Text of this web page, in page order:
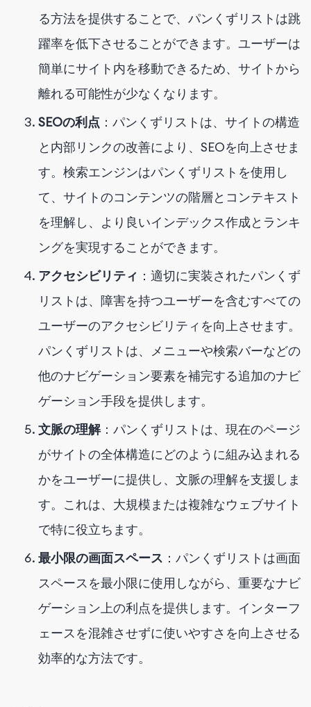
る方法を提供することで、パンくずリストは跳
躍率を低下させることができます。ユーザーは
簡単にサイト内を移動できるため、サイトから
離れる可能性が少なくなります。
SEOの利点 ：パンくずリストは、サイトの構造
と内部リンクの改善により、SEOを向上させま
す。検索エンジンはパンくずリストを使用し
て、サイトのコンテンツの階層とコンテキスト
を理解し、より良いインデックス作成とランキ
ングを実現することができます。
アクセシビリティ ：適切に実装されたパンくず
リストは、障害を持つユーザーを含むすべての
ユーザーのアクセシビリティを向上させます。
パンくずリストは、メニューや検索バーなどの
他のナビゲーション要素を補完する追加のナビ
ゲーション手段を提供します。
文脈の理解：パンくずリストは、現在のページ
がサイトの全体構造にどのように組み込まれる
かをユーザーに提供し、文脈の理解を支援しま
す。これは、大規模または複雑なウェブサイト
で特に役立ちます。
最小限の画面スペース ：パンくずリストは画面
スペースを最小限に使用しながら、重要なナビ
ゲーション上の利点を提供します。インターフ
ェースを混雑させずに使いやすさを向上させる
効率的な方法です。